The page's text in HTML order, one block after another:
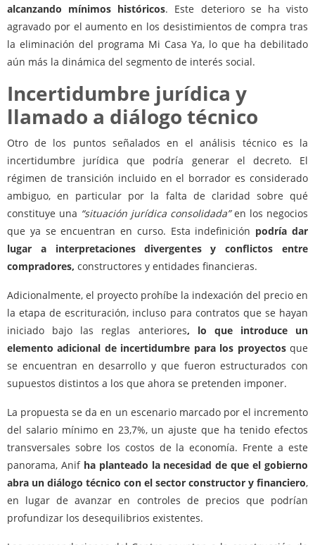
alcanzando mínimos históricos. Este deterioro se ha visto
agravado por el aumento en los desistimientos de compra tras
la eliminación del programa Mi Casa Ya, lo que ha debilitado
aún más la dinámica del segmento de interés social.
Incertidumbre jurídica y
llamado a diálogo técnico
Otro de los puntos señalados en el análisis técnico es la
incertidumbre jurídica que podría generar el decreto. El
régimen de transición incluido en el borrador es considerado
ambiguo, en particular por la falta de claridad sobre qué
constituye una “situación jurídica consolidada”en los negocios
que ya se encuentran en curso. Esta indefinición podría dar
lugar a interpretaciones divergentes y conflictos entre
compradores, constructores y entidades financieras.
Adicionalmente, el proyecto prohíbe la indexación del precio en
la etapa de escrituración, incluso para contratos que se hayan
iniciado bajo las reglas anteriores, lo que introduce un
elemento adicional de incertidumbre para los proyectosque
se encuentran en desarrollo y que fueron estructurados con
supuestos distintos a los que ahora se pretenden imponer.
La propuesta se da en un escenario marcado por el incremento
del salario mínimo en 23,7%, un ajuste que ha tenido efectos
transversales sobre los costos de la economía. Frente a este
panorama, Anif ha planteado la necesidad de que el gobierno
abra un diálogo técnico con el sector constructor y financiero,
en lugar de avanzar en controles de precios que podrían
profundizar los desequilibrios existentes.